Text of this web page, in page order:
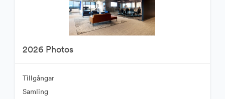
2026 Photos
Tillgångar
Samling